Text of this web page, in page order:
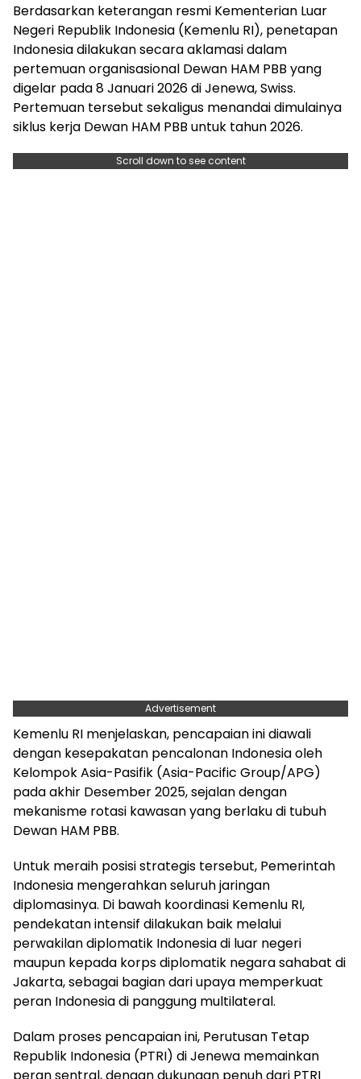
Berdasarkan keterangan resmi Kementerian Luar
Negeri Republik Indonesia (Kemenlu RI), penetapan
Indonesia dilakukan secara aklamasi dalam
pertemuan organisasional Dewan HAM PBB yang
digelar pada 8 Januari 2026 di Jenewa, Swiss.
Pertemuan tersebut sekaligus menandai dimulainya
siklus kerja Dewan HAM PBB untuk tahun 2026.
Scroll down to see content
Advertisement
Kemenlu RI menjelaskan, pencapaian ini diawali
dengan kesepakatan pencalonan Indonesia oleh
Kelompok Asia-Pasifik (Asia-Pacific Group/APG)
pada akhir Desember 2025, sejalan dengan
mekanisme rotasi kawasan yang berlaku di tubuh
Dewan HAM PBB.
Untuk meraih posisi strategis tersebut, Pemerintah
Indonesia mengerahkan seluruh jaringan
diplomasinya. Di bawah koordinasi Kemenlu RI,
pendekatan intensif dilakukan baik melalui
perwakilan diplomatik Indonesia di luar negeri
maupun kepada korps diplomatik negara sahabat di
Jakarta, sebagai bagian dari upaya memperkuat
peran Indonesia di panggung multilateral.
Dalam proses pencapaian ini, Perutusan Tetap
Republik Indonesia (PTRI) di Jenewa memainkan
peran sentral, dengan dukungan penuh dari PTRI